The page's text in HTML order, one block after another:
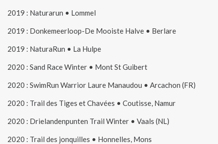
2019 : Naturarun • Lommel
2019 : Donkemeerloop-De Mooiste Halve • Berlare
2019 : NaturaRun • La Hulpe
2020 : Sand Race Winter • Mont St Guibert
2020 : SwimRun Warrior Laure Manaudou • Arcachon (FR)
2020 : Trail des Tiges et Chavées • Coutisse, Namur
2020 : Drielandenpunten Trail Winter • Vaals (NL)
2020 : Trail des jonquilles • Honnelles, Mons